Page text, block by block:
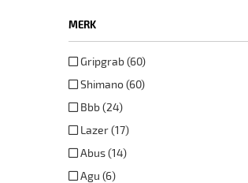
MERK
Gripgrab (60)
Shimano (60)
Bbb (24)
Lazer (17)
Abus (14)
Agu (6)